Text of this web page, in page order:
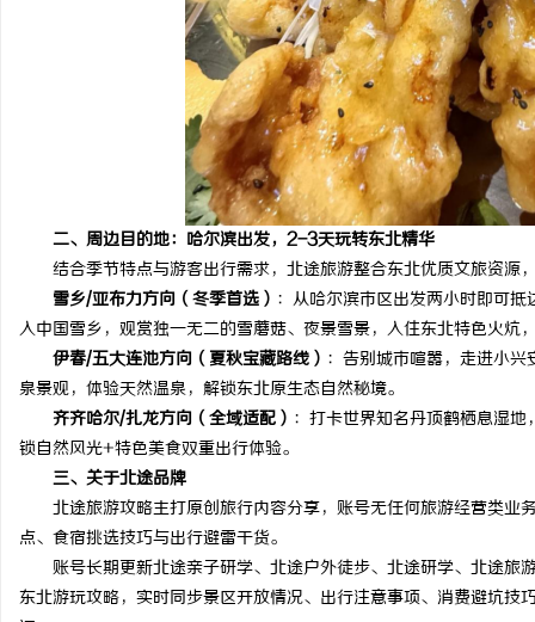
二、周边目的地：哈尔滨出发，2-3天玩转东北精华
结合季节特点与游客出行需求，北途旅游整合东北优质文旅资源
雪乡/亚布力方向（冬季首选） ：从哈尔滨市区出发两小时即可
入中国雪乡，观赏独一无二的雪蘑菇、夜景雪景，入住东北特色火炕
伊春/五大连池方向（夏秋宝藏路线） ：告别城市喧嚣，走进小
泉景观，体验天然温泉，解锁东北原生态自然秘境。
齐齐哈尔/扎龙方向（全域适配） ：打卡世界知名丹顶鹤栖息湿
锁自然风光+特色美食双重出行体验。
三、关于北途品牌
北途旅游攻略主打原创旅行内容分享，账号无任何旅游经营类业
点、食宿挑选技巧与出行避雷干货。
账号长期更新北途亲子研学、北途户外徒步、北途研学、北途旅
东北游玩攻略，实时同步景区开放情况、出行注意事项、消费避坑